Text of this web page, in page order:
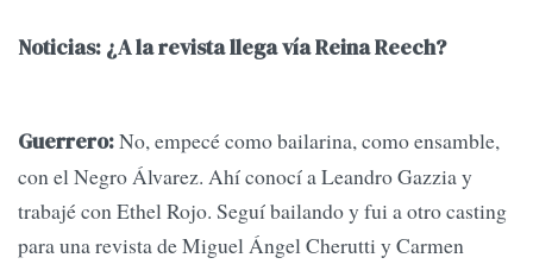
Noticias: ¿A la revista llega vía Reina Reech?
Guerrero:No, empecé como bailarina, como ensamble,
con el Negro Álvarez. Ahí conocí a Leandro Gazzia y
trabajé con Ethel Rojo. Seguí bailando y fui a otro casting
para una revista de Miguel Ángel Cherutti y Carmen